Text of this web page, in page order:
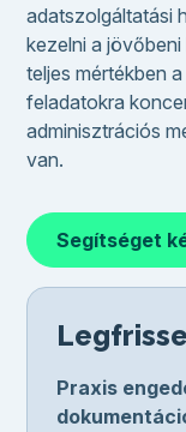
Praxis
adatszolgáltatási
kezelni a
teljes mértékben
feladatokra
adminisztrációs
van.
Segítséget